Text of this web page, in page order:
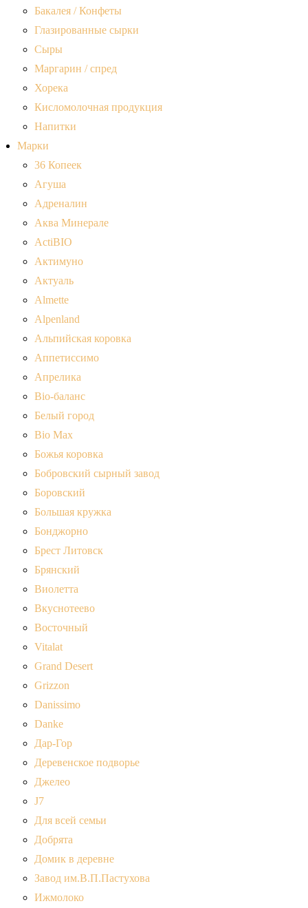
Бакалея / Конфеты
Глазированные сырки
Сыры
Маргарин / спред
Хорека
Кисломолочная продукция
Напитки
Марки
36 Копеек
Агуша
Адреналин
Аква Минерале
ActiBIO
Актимуно
Актуаль
Almette
Alpenland
Альпийская коровка
Аппетиссимо
Апрелика
Bio-баланс
Белый город
Bio Max
Божья коровка
Бобровский сырный завод
Боровский
Большая кружка
Бонджорно
Брест Литовск
Брянский
Виолетта
Вкуснотеево
Восточный
Vitalat
Grand Desert
Grizzon
Danissimo
Danke
Дар-Гор
Деревенское подворье
Джелео
J7
Для всей семьи
Добрята
Домик в деревне
Завод им.В.П.Пастухова
Ижмолоко